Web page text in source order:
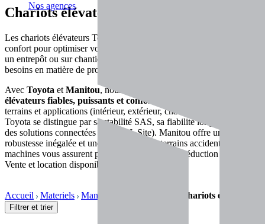
Nos agences
Chariots élévateurs
Les chariots élévateurs Toyota et Manitou allient fiabilité, mobilité et
confort pour optimiser vos flux. Que ce soit sur terrain difficile, dans
un entrepôt ou sur chantier, nos modèles répondent à tous vos
besoins en matière de productivité et sécurité.
Avec Toyota et Manitou, nous vous proposons des
élévateurs fiables, puissants et confortables
terrains et applications (intérieur, extérieur, chantier, recyclage).
Toyota se distingue par sa stabilité SAS, sa fiabilité longue durée et
des solutions connectées (Toyota I_Site). Manitou offre une
robustesse inégalée et une maniabilité sur terrains accidentés. Ces
machines vous assurent productivité, sécurité et réduction des coûts.
Vente et location disponibles.
Accueil Materiels Manutention & élévation Chariots élévateurs
Filtrer et trier